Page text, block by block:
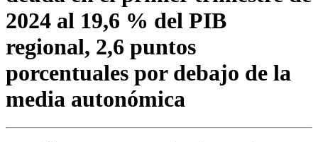
2024 al 19,6 % del PIB
regional, 2,6 puntos
porcentuales por debajo de la
media autonómica